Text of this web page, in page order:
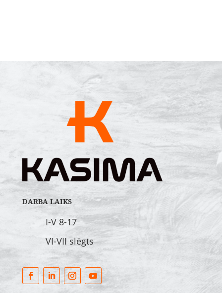
DARBA LAIKS
I-V 8-17
VI-VII slēgts